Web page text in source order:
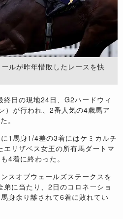
ルが昨年惜敗したレースを快
日の現地24日、G2ハードウィ
）が行われ、2番人気の4歳馬ア
。
1馬身1/4差の3着にはケミカルチ
エリザベス女王の所有馬ダートマ
4着に終わった。
スオブウェールズステークスを
に当たり、2日のコロネーショ
身余り離されて6着に敗れてい